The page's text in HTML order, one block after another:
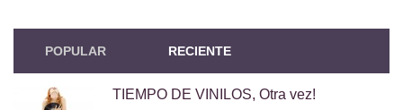
POPULAR RECIENTE
TIEMPO DE VINILOS, Otra vez!